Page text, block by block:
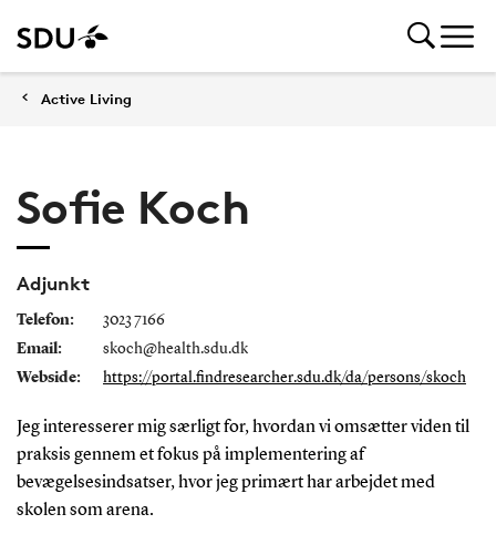
Active Living
Sofie Koch
Adjunkt
Telefon:
3023 7166
Email:
skoch@health.sdu.dk
Webside:
https://portal.findresearcher.sdu.dk/da/persons/skoch
Jeg interesserer mig særligt for, hvordan vi omsætter viden til
praksis gennem et fokus på implementering af
bevægelsesindsatser, hvor jeg primært har arbejdet med
skolen som arena.